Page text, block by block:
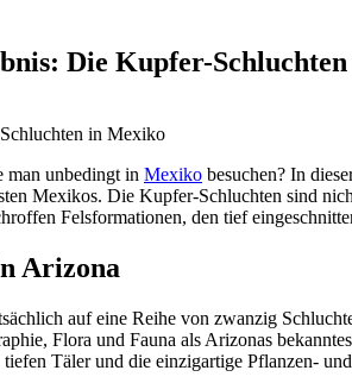
Die Kupfer-
man unbedingt in Mexiko besuchen? In
Mexikos. Die Kupfer-Schluchten sind
Felsformationen, den tief
Arizona
auf eine Reihe von zwanzig
Flora und Fauna als Arizonas
Täler und die einzigartige Pflanzen-